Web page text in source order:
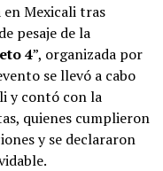
en Mexicali tras
pesaje de la
4”, organizada por
se llevó a cabo
y contó con la
quienes cumplieron
y se declararon